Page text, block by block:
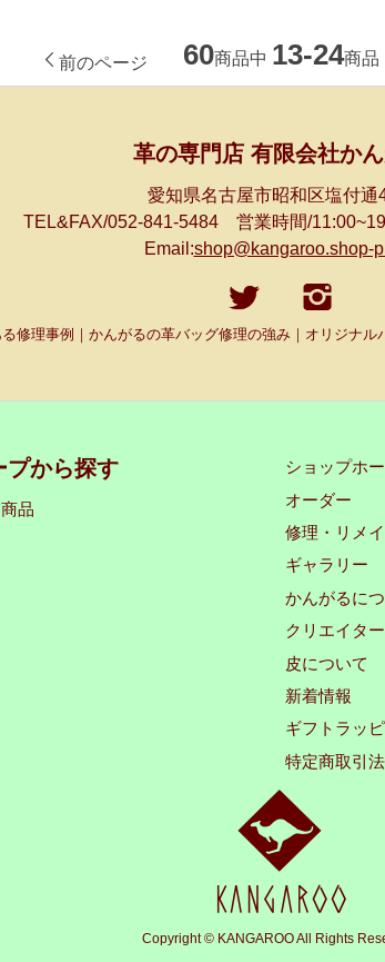
前のページ 60商品中 13-24商品
革の専門店 有限会社か
愛知県名古屋市昭和区塩付通
TEL&FAX/052-841-5484 営業時間/
Email:shop@kangaroo.shop-
修理事例｜かんがるの革バッグ修理の強み｜オリジナ
プから探す
品
ショップホ
オーダー
修理・リメ
ギャラリー
かんがるに
クリエイター
皮について
新着情報
ギフトラッ
特定商取引
Copyright © KANGAROO All Rights